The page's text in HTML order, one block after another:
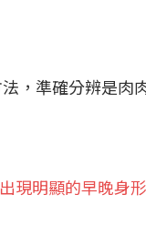
，準確分辨是肉
現明顯的早晚身